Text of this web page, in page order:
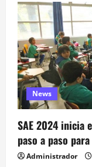
de
Estado
de
Piñera:
Así
serán
las
y
al
News
SAE 2024 inicia
paso a paso
Administrador